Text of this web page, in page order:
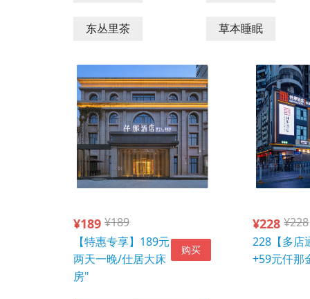
东丛里茶 草本睡眠
¥189 ¥189
【特惠专享】189元
两天一晚/仕居大床
房"
购买
¥228 ¥228
228【多店
+59元仟那